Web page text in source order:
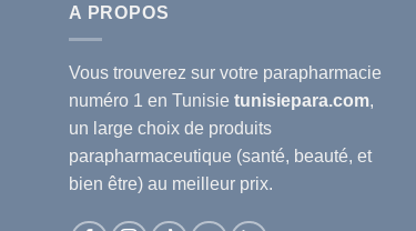
A PROPOS
Vous trouverez sur votre parapharmacie
numéro 1 en Tunisie tunisiepara.com,
un large choix de produits
parapharmaceutique (santé, beauté, et
bien être) au meilleur prix.